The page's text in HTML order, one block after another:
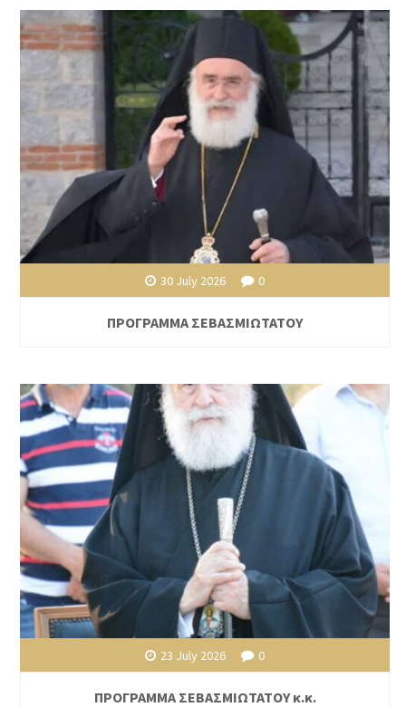
30 July 2026 0
ΠΡΟΓΡΑΜΜΑ ΣΕΒΑΣΜΙΩΤΑΤΟΥ
23 July 2026 0
ΠΡΟΓΡΑΜΜΑ ΣΕΒΑΣΜΙΩΤΑΤΟΥ κ.κ.